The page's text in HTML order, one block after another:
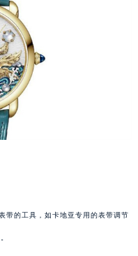
带的工具，如卡地亚专用的表带调节